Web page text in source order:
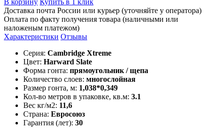
Доставка почта России или курьер (уточняйте у оператора)
Оплата по факту получения товара (наличными или
наложеным платежом)
Характеристики Отзывы
Серия: Cambridge Xtreme
Цвет: Harward Slate
Форма гонта: прямоугольник / щепа
Количество слоев: многослойная
Размер гонта, м: 1,038*0,349
Кол-во метров в упаковке, кв.м: 3.1
Вес кг/м2: 11,6
Страна: Евросоюз
Гарантия (лет): 30